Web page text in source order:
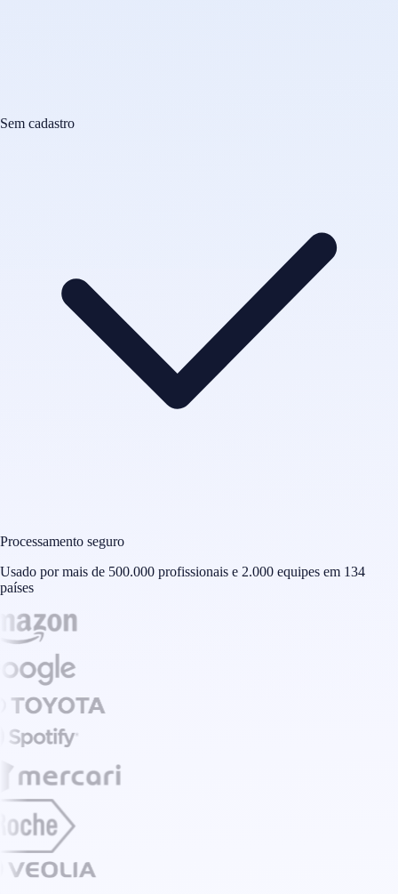
Sem cadastro
Processamento seguro
Usado por mais de 500.000 profissionais e 2.000 equipes em 134
países